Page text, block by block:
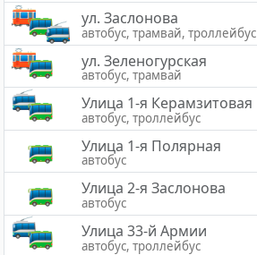
ул. Заслонова
автобус, трамвай, троллейбус
ул. Зеленогурская
автобус, трамвай
Улица 1-я Керамзитовая
автобус, троллейбус
Улица 1-я Полярная
автобус
Улица 2-я Заслонова
автобус
Улица 33-й Армии
автобус, троллейбус